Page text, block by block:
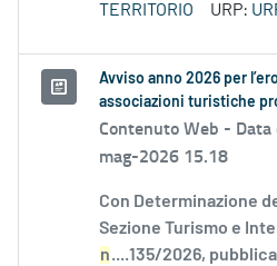
TERRITORIO
URP:
Avviso anno 2026 per
associazioni turistiche
Contenuto Web -
mag-2026 15.18
Con Determinazione
Sezione Turismo e
n....135/2026,